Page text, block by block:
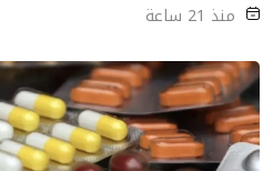
منذ 21 ساعة